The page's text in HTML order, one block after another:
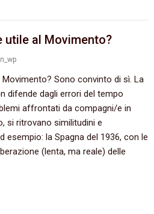
utile al Movimento?
Sono convinto di sì. La
difende dagli errori del tempo
affrontati da compagni/e in
si ritrovano similitudini e
esempio: la Spagna del 1936, con le
(lenta, ma reale) delle